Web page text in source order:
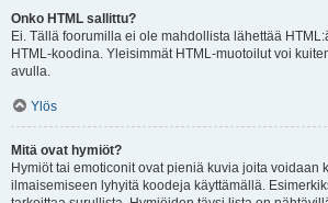
Onko HTML sallittu?
Ei. Tällä foorumilla ei ole mahdollista lähettää
HTML-koodina. Yleisimmät HTML-muotoilut voi
avulla.
Ylös
Mitä ovat hymiöt?
Hymiöt tai emoticonit ovat pieniä kuvia joita voidaan
ilmaisemiseen lyhyitä koodeja käyttämällä.